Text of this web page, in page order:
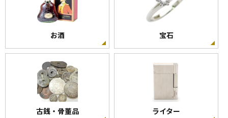
お酒 宝石
古銭・骨董品 ライター